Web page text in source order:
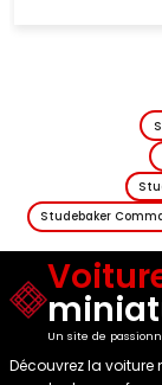
Studebaker
Un site de
Découvrez la voiture